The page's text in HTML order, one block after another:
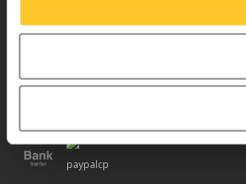
© Copyright 2026 -Micro Step|RSS-feed|Sitemap